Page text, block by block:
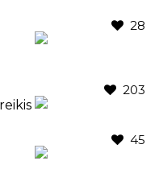
28
203
45